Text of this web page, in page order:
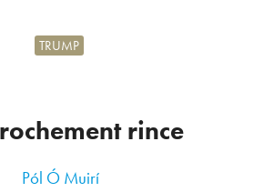
rince
TRUMP
Pól Ó Muirí